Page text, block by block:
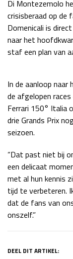
Kwalificatie
Race
LAS VEGAS
Race
Kwalificatie
Race
GP ABU
Kwalificatie
Race
Di Montezemolo
crisisberaad op de
Domenicali is
naar het
staf een plan van
In de aanloop naar
de afgelopen
Ferrari 150° Italia
drie Grands Prix
seizoen.
“Dat past niet bij
een delicaat
met al hun kennis
tijd te verbeteren.
dat de fans van
onszelf.”
DEEL DIT ARTIKEL: